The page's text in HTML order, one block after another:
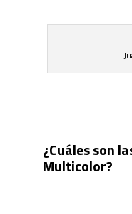
¿Cuáles son
Multicolor?